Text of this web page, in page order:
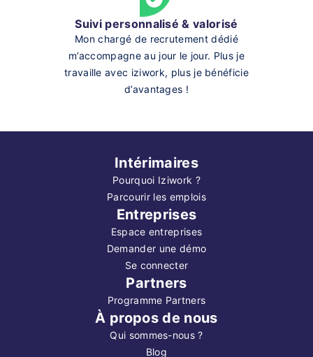
Suivi personnalisé & valorisé
Mon chargé de recrutement dédié
m’accompagne au jour le jour. Plus je
travaille avec iziwork, plus je bénéficie
d’avantages !
Intérimaires
Pourquoi Iziwork ?
Parcourir les emplois
Entreprises
Espace entreprises
Demander une démo
Se connecter
Partners
Programme Partners
À propos de nous
Qui sommes-nous ?
Blog